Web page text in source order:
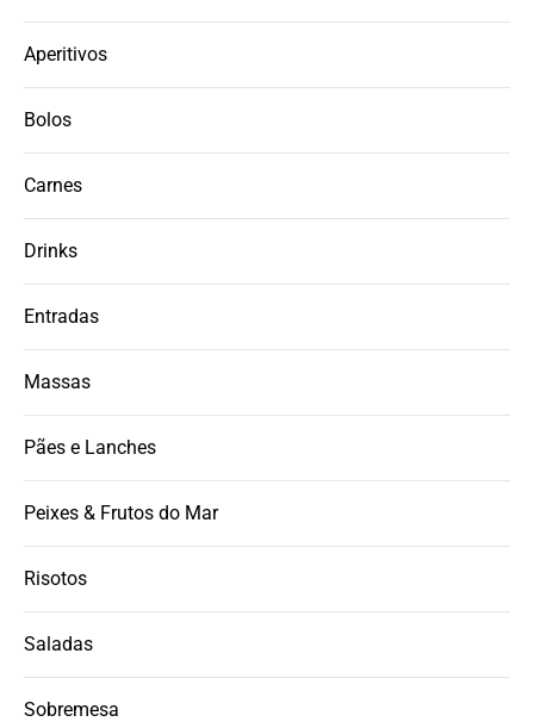
Aperitivos
Bolos
Carnes
Drinks
Entradas
Massas
Pães e Lanches
Peixes & Frutos do Mar
Risotos
Saladas
Sobremesa